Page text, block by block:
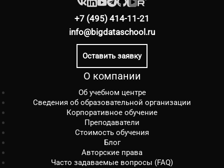
+7 (495) 414-11-21
info@bigdataschool.ru
Оставить заявку
О компании
Об учебном центре
Сведения об образовательной организации
Корпоративное обучение
Преподаватели
Стоимость обучения
Блог
Авторские права
Часто задаваемые вопросы (FAQ)